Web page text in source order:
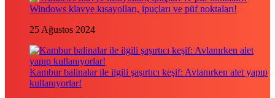
Windows klavye kısayolları, ipuçları ve püf noktaları!
25 Ağustos 2024
Kambur balinalar ile ilgili şaşırtıcı keşif: Avlanırken alet yapıp
kullanıyorlar!